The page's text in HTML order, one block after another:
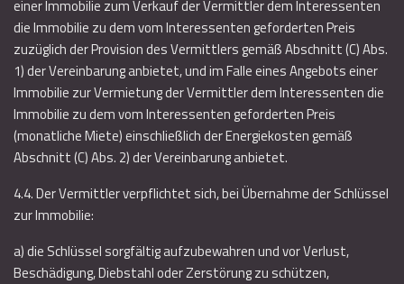
einer Immobilie zum Verkauf der Vermittler dem Interessenten
die Immobilie zu dem vom Interessenten geforderten Preis
zuzüglich der Provision des Vermittlers gemäß Abschnitt (C) Abs.
1) der Vereinbarung anbietet, und im Falle eines Angebots einer
Immobilie zur Vermietung der Vermittler dem Interessenten die
Immobilie zu dem vom Interessenten geforderten Preis
(monatliche Miete) einschließlich der Energiekosten gemäß
Abschnitt (C) Abs. 2) der Vereinbarung anbietet.
4.4. Der Vermittler verpflichtet sich, bei Übernahme der Schlüssel
zur Immobilie:
a) die Schlüssel sorgfältig aufzubewahren und vor Verlust,
Beschädigung, Diebstahl oder Zerstörung zu schützen,